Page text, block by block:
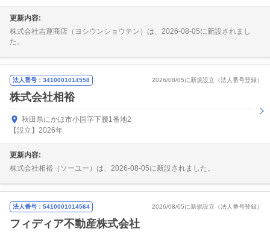
更新内容:
株式会社吉運商店（ヨシウンショウテン）は、2026-08-05に新設されまし
た。
法人番号：3410001014558 2026/08/05に新規設立（法人番号登録）
株式会社相裕
秋田県にかほ市小国字下腰1番地2
【設立】2026年
更新内容:
株式会社相裕（ソーユー）は、2026-08-05に新設されました。
法人番号：5410001014564 2026/08/05に新規設立（法人番号登録）
フィディア不動産株式会社